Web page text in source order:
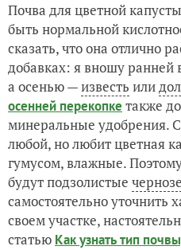
Почва для цветной
быть нормальной
сказать, что она отлично
добавках: я вношу ранней
а осенью —известь или
осенней перекопке также
минеральные удобрения.
любой, но любит цветная
гумусом, влажные.
будут подзолистые
самостоятельно уточнить
своем участке,
статью Как узнать тип